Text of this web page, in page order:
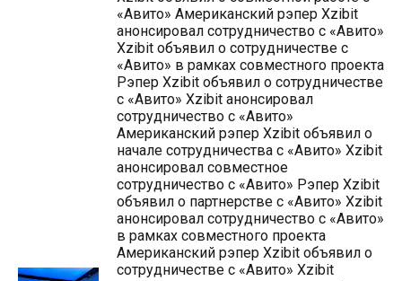
«Авито» Американский рэпер Xzibit
анонсировал сотрудничество с «Авито»
Xzibit объявил о сотрудничестве с
«Авито» в рамках совместного проекта
Рэпер Xzibit объявил о сотрудничестве
с «Авито» Xzibit анонсировал
сотрудничество с «Авито»
Американский рэпер Xzibit объявил о
начале сотрудничества с «Авито» Xzibit
анонсировал совместное
сотрудничество с «Авито» Рэпер Xzibit
объявил о партнерстве с «Авито» Xzibit
анонсировал сотрудничество с «Авито»
в рамках совместного проекта
Американский рэпер Xzibit объявил о
сотрудничестве с «Авито» Xzibit